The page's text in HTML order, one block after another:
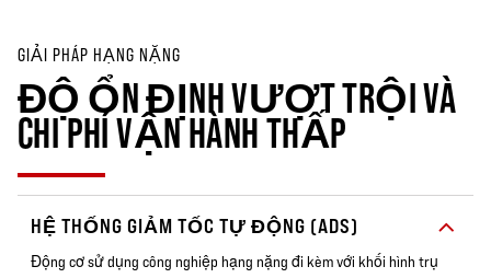
GIẢI PHÁP HẠNG NẶNG
ĐỘ ỔN ĐỊNH VƯỢT TRỘI VÀ
CHI PHÍ VẬN HÀNH THẤP
HỆ THỐNG GIẢM TỐC TỰ ĐỘNG (ADS)
Động cơ sử dụng công nghiệp hạng nặng đi kèm với khối hình trụ